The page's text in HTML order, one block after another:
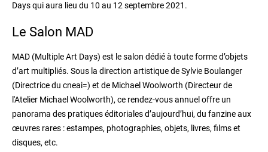
Days qui aura lieu du 10 au 12 septembre 2021.
Le Salon MAD
MAD (Multiple Art Days) est le salon dédié à toute forme d’objets
d’art multipliés. Sous la direction artistique de Sylvie Boulanger
(Directrice du cneai=) et de Michael Woolworth (Directeur de
l'Atelier Michael Woolworth), ce rendez-vous annuel offre un
panorama des pratiques éditoriales d’aujourd’hui, du fanzine aux
œuvres rares : estampes, photographies, objets, livres, films et
disques, etc.